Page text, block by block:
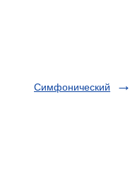
Симфонический